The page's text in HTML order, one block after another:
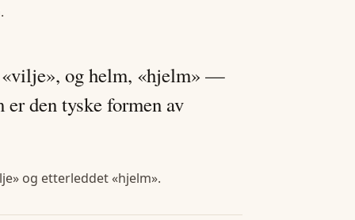
.
«vilje», og helm, «hjelm» —
den tyske formen av
og etterleddet «hjelm».